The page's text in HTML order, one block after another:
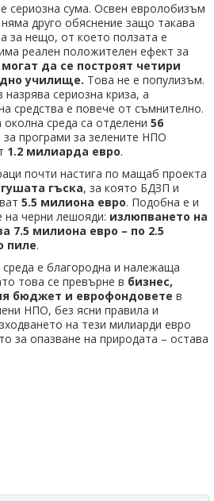
е сериозна сума. Освен евролобизъм
друго обяснение защо такава
за нещо, от което ползата е
реален положителен ефект за
да се построят четири
училище. Това не е популизъм.
сериозна криза, а
средства е повече от съмнително.
среда са отделени 56
за програми за зелените НПО
1.2 милиарда евро.
почти настига по мащаб проекта
гъска, за която БДЗП и
5.5 милиона евро. Подобна е и
на черни лешояди: излюпването на
7.5 милиона евро – по 2.5
пиле.
е благородна и належаща
това се превърне в бизнес,
бюджет и еврофондовете в
НПО, без ясни правила и
на тези милиарди евро
за опазване на природата – остава